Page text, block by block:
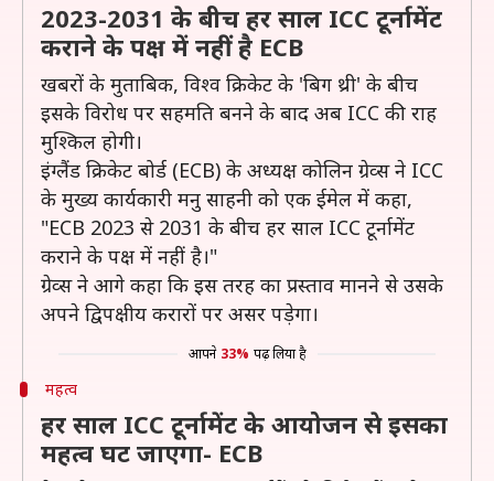
2023-2031 के बीच हर साल ICC टूर्नामेंट
कराने के पक्ष में नहीं है ECB
खबरों के मुताबिक, विश्व क्रिकेट के 'बिग थ्री' के बीच
इसके विरोध पर सहमति बनने के बाद अब ICC की राह
मुश्किल होगी।
इंग्लैंड क्रिकेट बोर्ड (ECB) के अध्यक्ष कोलिन ग्रेव्स ने ICC
के मुख्य कार्यकारी मनु साहनी को एक ईमेल में कहा,
"ECB 2023 से 2031 के बीच हर साल ICC टूर्नामेंट
कराने के पक्ष में नहीं है।"
ग्रेव्स ने आगे कहा कि इस तरह का प्रस्ताव मानने से उसके
अपने द्विपक्षीय करारों पर असर पड़ेगा।
आपने 33% पढ़ लिया है
महत्व
हर साल ICC टूर्नामेंट के आयोजन से इसका
महत्व घट जाएगा- ECB